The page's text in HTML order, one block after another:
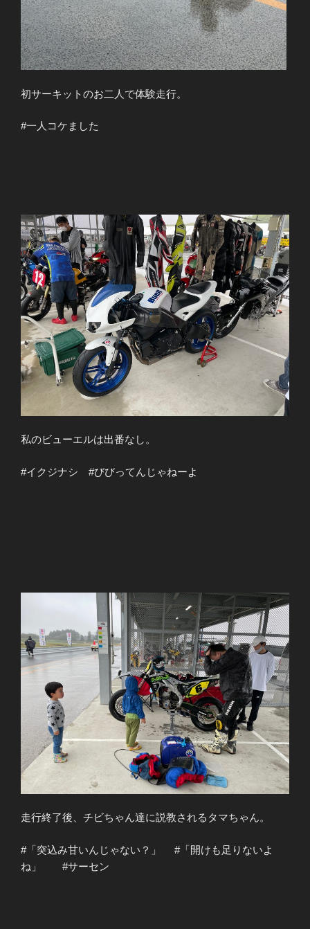
初サーキットのお二人で体験走行。
#一人コケました
私のビューエルは出番なし。
#イクジナシ #びびってんじゃねーよ
走行終了後、チビちゃん達に説教されるタマちゃん。
#「突込み甘いんじゃない？」 #「開けも足りないよ
ね」 #サーセン